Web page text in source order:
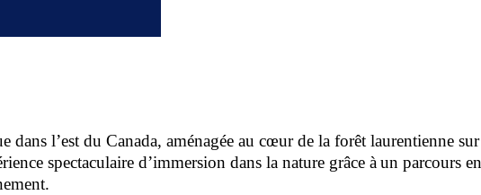
l’est du Canada, aménagée au cœur de la forêt laurentienne
spectaculaire d’immersion dans la nature grâce à un parcours